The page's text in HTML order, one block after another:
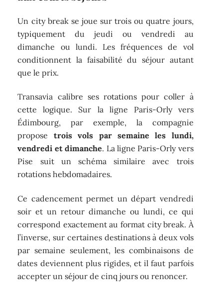
Un city break se joue sur trois ou quatre jours,
typiquement du jeudi ou vendredi au
dimanche ou lundi. Les fréquences de vol
conditionnent la faisabilité du séjour autant
que le prix.
Transavia calibre ses rotations pour coller à
cette logique. Sur la ligne Paris-Orly vers
Édimbourg, par exemple, la compagnie
propose trois vols par semaine les lundi,
vendredi et dimanche. La ligne Paris-Orly vers
Pise suit un schéma similaire avec trois
rotations hebdomadaires.
Ce cadencement permet un départ vendredi
soir et un retour dimanche ou lundi, ce qui
correspond exactement au format city break. À
l’inverse, sur certaines destinations à deux vols
par semaine seulement, les combinaisons de
dates deviennent plus rigides, et il faut parfois
accepter un séjour de cinq jours ou renoncer.